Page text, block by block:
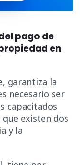
pago de
en
garantiza la
necesario ser
capacitados
existen dos
y la